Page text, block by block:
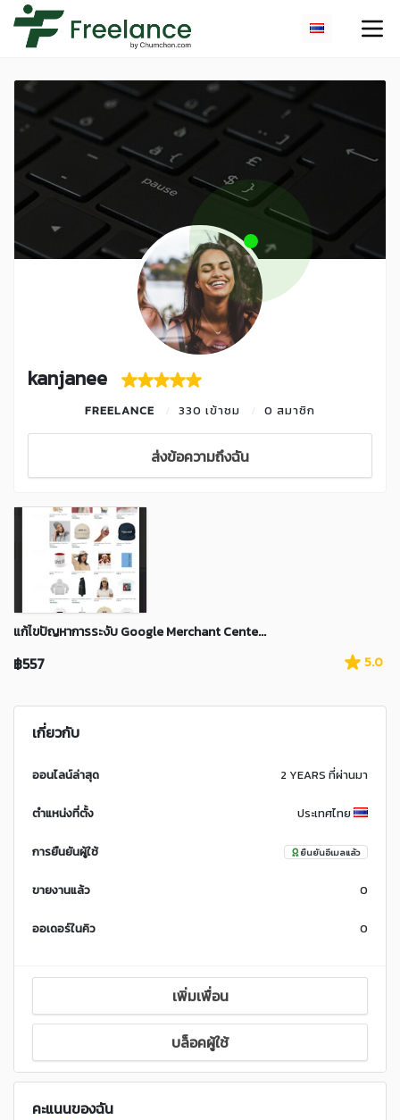
kanjanee
FREELANCE 330 เข้าชม 0 สมาชิก
ส่งข้อความถึงฉัน
แก้ไขปัญหาการระงับ Google Merchant Cente...
฿557 5.0
เกี่ยวกับ
ออนไลน์ล่าสุด 2 YEARS ที่ผ่านมา
ตำแหน่งที่ตั้ง ประเทศไทย
การยืนยันผู้ใช้ ยืนยันอีเมลแล้ว
ขายงานแล้ว 0
ออเดอร์ในคิว 0
เพิ่มเพื่อน
บล็อคผู้ใช้
คะแนนของฉัน